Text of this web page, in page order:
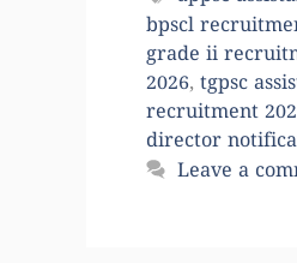
bpscl
grade ii
2026, tgpsc
recruitment
director
Leave a